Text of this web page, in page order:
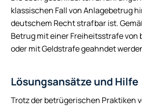
klassischen Fall von Anlagebetrug
deutschem Recht strafbar ist.
Betrug mit einer Freiheitsstrafe von
oder mit Geldstrafe geahndet
Lösungsansätze und Hilfe
Trotz der betrügerischen Praktiken